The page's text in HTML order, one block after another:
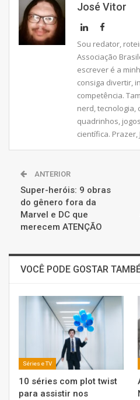
José Vitor
Sou redator,
Associação
escrever é a
consiga divertir,
competência.
nerd, tecnologia,
quadrinhos,
científica. Prazer,
ANTERIOR
Super-heróis: 9 obras
do gênero fora da
Marvel e DC que
merecem ATENÇÃO
VOCÊ PODE GOSTAR
Séries e TV
10 séries com plot twist
para assistir nos